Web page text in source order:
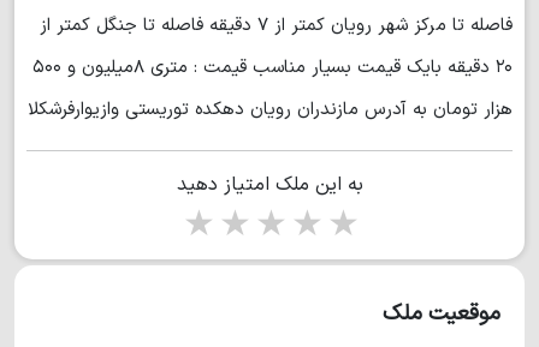
فاصله تا مرکز شهر رویان کمتر از ۷ دقیقه فاصله تا جنگل کمتر از
۲۰ دقیقه بایک قیمت بسیار مناسب قیمت : متری ۸میلیون و ۵۰۰
هزار تومان به آدرس مازندران رویان دهکده توریستی وازیوارفرشکلا
به این ملک امتیاز دهید
5 stars
4 stars
3 stars
2 stars
موقعیت ملک